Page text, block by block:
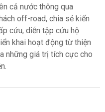
cả nước thông qua
off-road, chia sẻ kiến
cứu, diễn tập cứu hộ
khai hoạt động từ thiện
những giá trị tích cực cho